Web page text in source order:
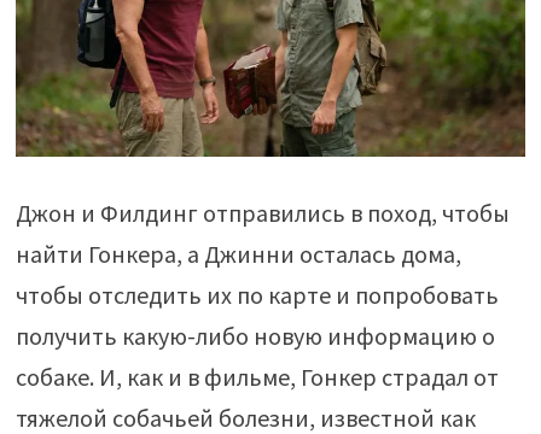
Джон и Филдинг отправились в поход, чтобы
найти Гонкера, а Джинни осталась дома,
чтобы отследить их по карте и попробовать
получить какую-либо новую информацию о
собаке. И, как и в фильме, Гонкер страдал от
тяжелой собачьей болезни, известной как